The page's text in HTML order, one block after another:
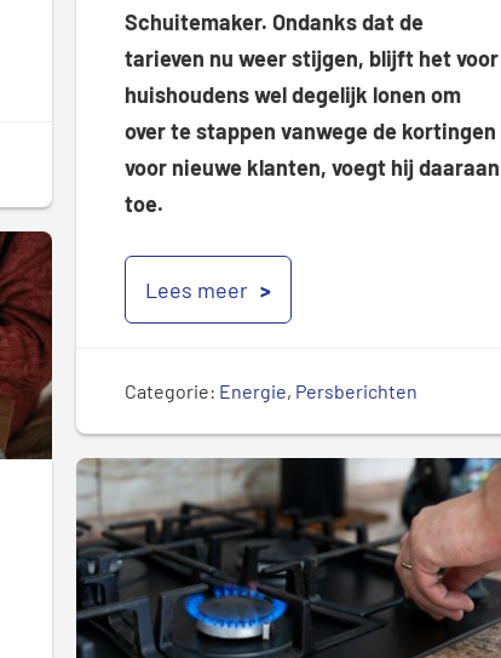
Schuitemaker. Ondanks dat de
tarieven nu weer stijgen, blijft het voor
huishoudens wel degelijk lonen om
over te stappen vanwege de kortingen
voor nieuwe klanten, voegt hij daaraan
toe.
Lees meer
Categorie: Energie, Persberichten